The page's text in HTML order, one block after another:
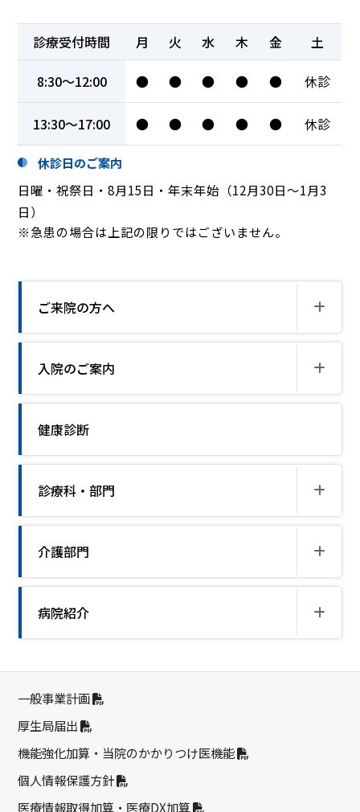
診療受付時間 月 火 水 木 金 土
8:30～12:00 ● ● ● ● ● 休診
13:30～17:00 ● ● ● ● ● 休診
休診日のご案内
日曜・祝祭日・8月15日・年末年始（12月30日～1月3
日）
※急患の場合は上記の限りではございません。
ご来院の方へ
入院のご案内
健康診断
診療科・部門
介護部門
病院紹介
一般事業計画
厚生局届出
機能強化加算・当院のかかりつけ医機能
個人情報保護方針
医療情報取得加算・医療DX加算